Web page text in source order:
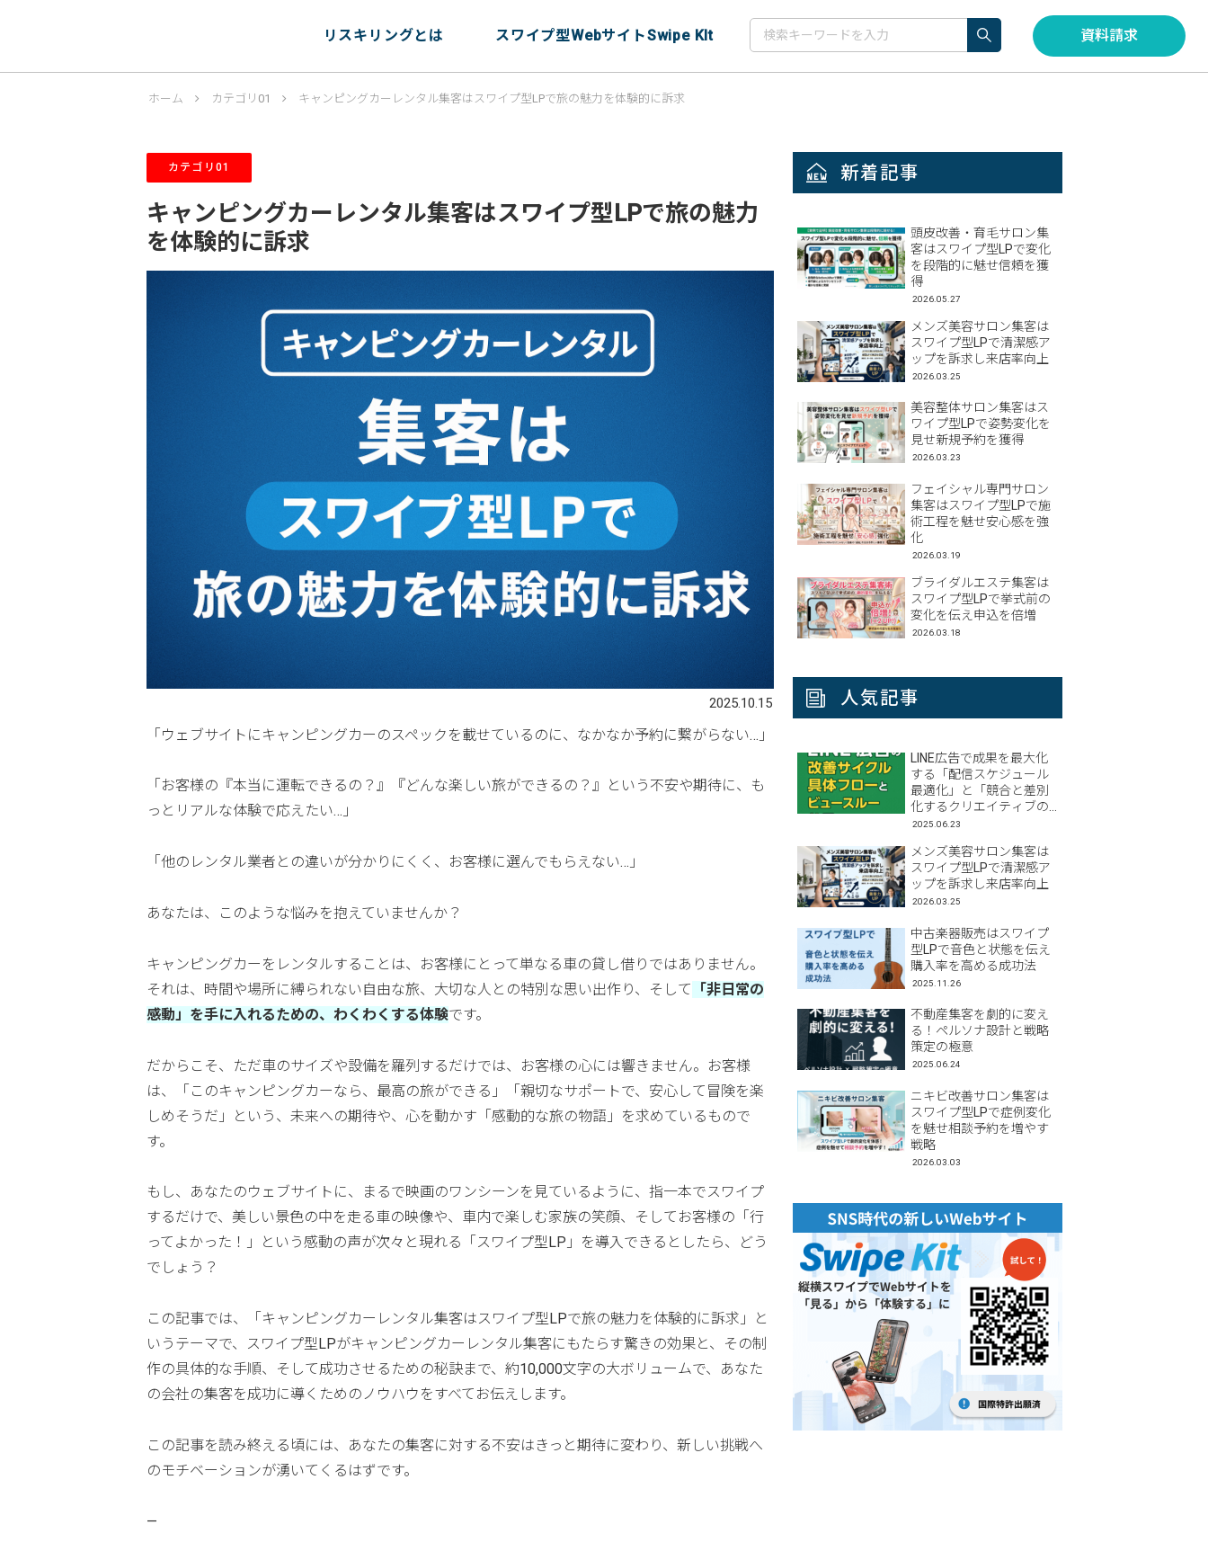
リスキリングとは スワイプ型WebサイトSwipe KIt 資料請求
ホーム カテゴリ01 キャンピングカーレンタル集客はスワイプ型LPで旅の魅力を体験的に訴求
カテゴリ01
キャンピングカーレンタル集客はスワイプ型LPで旅の魅力
を体験的に訴求
2025.10.15
「ウェブサイトにキャンピングカーのスペックを載せているのに、なかなか予約に繋がらない…」
「お客様の『本当に運転できるの？』『どんな楽しい旅ができるの？』という不安や期待に、も
っとリアルな体験で応えたい…」
「他のレンタル業者との違いが分かりにくく、お客様に選んでもらえない…」
あなたは、このような悩みを抱えていませんか？
キャンピングカーをレンタルすることは、お客様にとって単なる車の貸し借りではありません。
それは、時間や場所に縛られない自由な旅、大切な人との特別な思い出作り、そして
「非日常の
感動」を手に入れるための、わくわくする体験です。
だからこそ、ただ車のサイズや設備を羅列するだけでは、お客様の心には響きません。お客様
は、「このキャンピングカーなら、最高の旅ができる」「親切なサポートで、安心して冒険を楽
しめそうだ」という、未来への期待や、心を動かす「感動的な旅の物語」を求めているもので
す。
もし、あなたのウェブサイトに、まるで映画のワンシーンを見ているように、指一本でスワイプ
するだけで、美しい景色の中を走る車の映像や、車内で楽しむ家族の笑顔、そしてお客様の「行
ってよかった！」という感動の声が次々と現れる「スワイプ型LP」を導入できるとしたら、どう
でしょう？
この記事では、「キャンピングカーレンタル集客はスワイプ型LPで旅の魅力を体験的に訴求」と
いうテーマで、スワイプ型LPがキャンピングカーレンタル集客にもたらす驚きの効果と、その制
作の具体的な手順、そして成功させるための秘訣まで、約10,000文字の大ボリュームで、あなた
の会社の集客を成功に導くためのノウハウをすべてお伝えします。
この記事を読み終える頃には、あなたの集客に対する不安はきっと期待に変わり、新しい挑戦へ
のモチベーションが湧いてくるはずです。
—
新着記事
頭皮改善・育毛サロン集
客はスワイプ型LPで変化
を段階的に魅せ信頼を獲
得
2026.05.27
メンズ美容サロン集客は
スワイプ型LPで清潔感ア
ップを訴求し来店率向上
2026.03.25
美容整体サロン集客はス
ワイプ型LPで姿勢変化を
見せ新規予約を獲得
2026.03.23
フェイシャル専門サロン
集客はスワイプ型LPで施
術工程を魅せ安心感を強
化
2026.03.19
ブライダルエステ集客は
スワイプ型LPで挙式前の
変化を伝え申込を倍増
2026.03.18
人気記事
LINE広告で成果を最大化
する「配信スケジュール
最適化」と「競合と差別
化するクリエイティブの
工夫」
2025.06.23
メンズ美容サロン集客は
スワイプ型LPで清潔感ア
ップを訴求し来店率向上
2026.03.25
中古楽器販売はスワイプ
型LPで音色と状態を伝え
購入率を高める成功法
2025.11.26
不動産集客を劇的に変え
る！ペルソナ設計と戦略
策定の極意
2025.06.24
ニキビ改善サロン集客は
スワイプ型LPで症例変化
を魅せ相談予約を増やす
戦略
2026.03.03